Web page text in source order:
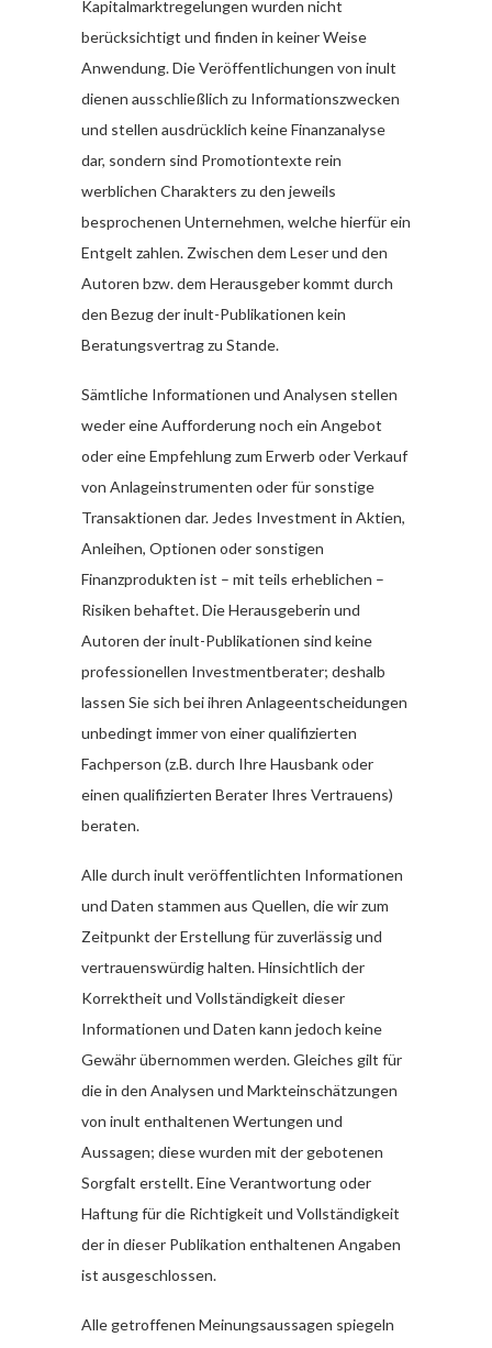
Kapitalmarktregelungen wurden nicht
berücksichtigt und finden in keiner Weise
Anwendung. Die Veröffentlichungen von inult
dienen ausschließlich zu Informationszwecken
und stellen ausdrücklich keine Finanzanalyse
dar, sondern sind Promotiontexte rein
werblichen Charakters zu den jeweils
besprochenen Unternehmen, welche hierfür ein
Entgelt zahlen. Zwischen dem Leser und den
Autoren bzw. dem Herausgeber kommt durch
den Bezug der inult-Publikationen kein
Beratungsvertrag zu Stande.
Sämtliche Informationen und Analysen stellen
weder eine Aufforderung noch ein Angebot
oder eine Empfehlung zum Erwerb oder Verkauf
von Anlageinstrumenten oder für sonstige
Transaktionen dar. Jedes Investment in Aktien,
Anleihen, Optionen oder sonstigen
Finanzprodukten ist – mit teils erheblichen –
Risiken behaftet. Die Herausgeberin und
Autoren der inult-Publikationen sind keine
professionellen Investmentberater; deshalb
lassen Sie sich bei ihren Anlageentscheidungen
unbedingt immer von einer qualifizierten
Fachperson (z.B. durch Ihre Hausbank oder
einen qualifizierten Berater Ihres Vertrauens)
beraten.
Alle durch inult veröffentlichten Informationen
und Daten stammen aus Quellen, die wir zum
Zeitpunkt der Erstellung für zuverlässig und
vertrauenswürdig halten. Hinsichtlich der
Korrektheit und Vollständigkeit dieser
Informationen und Daten kann jedoch keine
Gewähr übernommen werden. Gleiches gilt für
die in den Analysen und Markteinschätzungen
von inult enthaltenen Wertungen und
Aussagen; diese wurden mit der gebotenen
Sorgfalt erstellt. Eine Verantwortung oder
Haftung für die Richtigkeit und Vollständigkeit
der in dieser Publikation enthaltenen Angaben
ist ausgeschlossen.
Alle getroffenen Meinungsaussagen spiegeln